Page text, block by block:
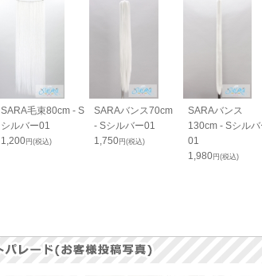
SARA毛束80cm - S
シルバー01
1,200円(税込)
SARAバンス70cm
- Sシルバー01
1,750円(税込)
SARAバンス
130cm - Sシルバ
01
1,980円(税込)